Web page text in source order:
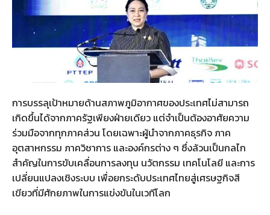
การบรรลุเป้าหมายด้านสภาพภูมิอากาศของประเทศไม่สามารถ
เกิดขึ้นได้จากภาครัฐเพียงฝ่ายเดียว แต่จำเป็นต้องอาศัยความ
ร่วมมือจากทุกภาคส่วน โดยเฉพาะผู้นำจากภาคธุรกิจ ภาค
อุตสาหกรรม ภาควิชาการ และองค์กรต่าง ๆ ซึ่งล้วนเป็นกลไก
สำคัญในการขับเคลื่อนการลงทุน นวัตกรรม เทคโนโลยี และการ
เปลี่ยนแปลงเชิงระบบ เพื่อยกระดับประเทศไทยสู่เศรษฐกิจสี
เขียวที่มีศักยภาพในการแข่งขันในเวทีโลก